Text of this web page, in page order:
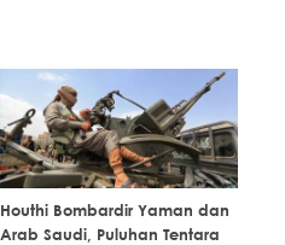
Houthi Bombardir Yaman dan
Arab Saudi, Puluhan Tentara